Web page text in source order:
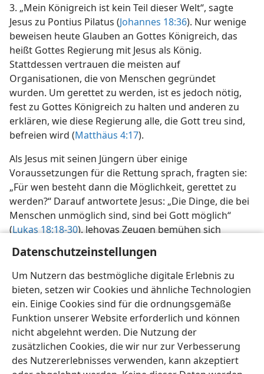
Datenschutzeinstellungen
Um Nutzern das bestmögliche digitale Erlebnis zu
bieten, setzen wir Cookies und ähnliche Technologien
ein. Einige Cookies sind für die ordnungsgemäße
Funktion unserer Website erforderlich und können
nicht abgelehnt werden. Die Nutzung der
zusätzlichen Cookies, die wir nur zur Verbesserung
des Nutzererlebnisses verwenden, kann akzeptiert
3. „Mein Königreich ist kein Teil dieser Welt“, sagte
Jesus zu Pontius Pilatus (Johannes 18:36). Nur wenige
beweisen heute Glauben an Gottes Königreich, das
heißt Gottes Regierung mit Jesus als König.
Stattdessen vertrauen die meisten auf
Organisationen, die von Menschen gegründet
wurden. Um gerettet zu werden, ist es jedoch nötig,
fest zu Gottes Königreich zu halten und anderen zu
erklären, wie diese Regierung alle, die Gott treu sind,
befreien wird (Matthäus 4:17).
Als Jesus mit seinen Jüngern über einige
Voraussetzungen für die Rettung sprach, fragten sie:
„Für wen besteht dann die Möglichkeit, gerettet zu
werden?“ Darauf antwortete Jesus: „Die Dinge, die bei
Menschen unmöglich sind, sind bei Gott möglich“
(Lukas 18:18-30). Jehovas Zeugen bemühen sich
gerecht zu werden. Außerdem möchten sie anderen
gern helfen, gerettet zu werden, und strengen sich
dabei sehr an.
Deutsch Teilen Einstellungen